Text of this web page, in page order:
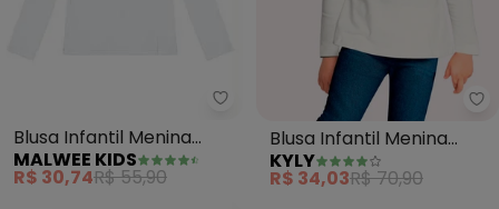
Malwee Kids - Blusa Infantil
Blusa Infantil Menina
Manga Longa (Branco)
MALWEE KIDS
R$ 30,74R$ 55,90
Blusa Infantil Menina
Cupcake (Branco)
KYLY
R$ 34,03R$ 70,90